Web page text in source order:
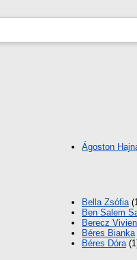
Ágoston
Bella Zsófia
Ben Salem
Berecz Vivien
Béres Bianka
Béres Dóra